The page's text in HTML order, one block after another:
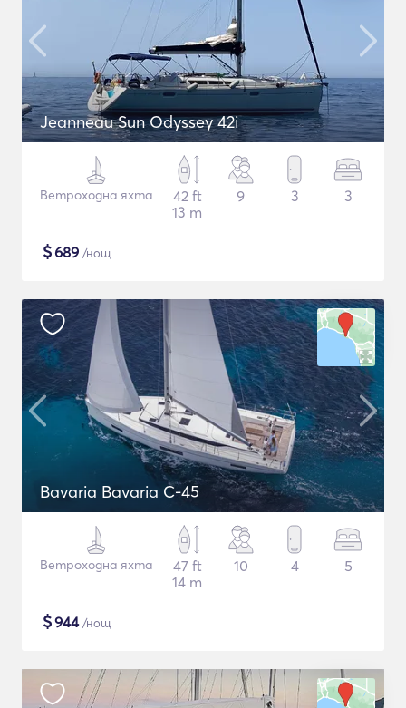
Jeanneau Sun Odyssey 42i
Ветроходна яхта
42 ft
13 m
9 3 3
$689 /нощ
Bavaria Bavaria C-45
Ветроходна яхта
47 ft
14 m
10 4 5
$944/нощ